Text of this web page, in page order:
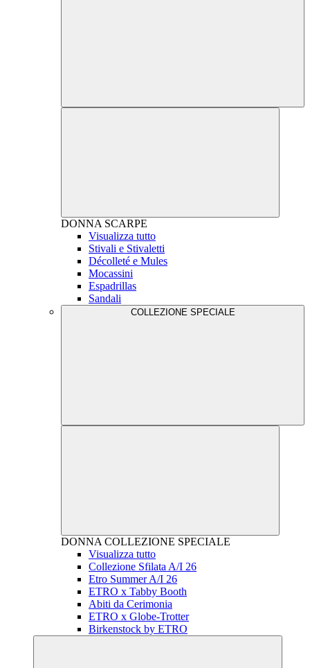
DONNA SCARPE
Visualizza tutto
Stivali e Stivaletti
Décolleté e Mules
Mocassini
Espadrillas
Sandali
COLLEZIONE SPECIALE
DONNA COLLEZIONE SPECIALE
Visualizza tutto
Collezione Sfilata A/I 26
Etro Summer A/I 26
ETRO x Tabby Booth
Abiti da Cerimonia
ETRO x Globe-Trotter
Birkenstock by ETRO